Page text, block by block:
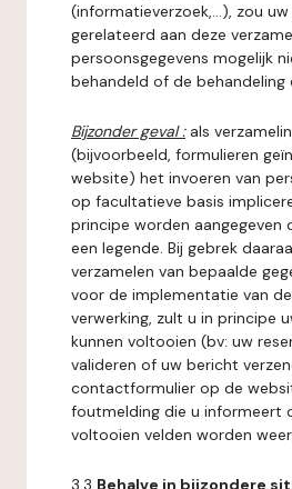
(informatieverzoek,...), zou
gerelateerd aan deze
persoonsgegevens mogelijk
behandeld of de behandeling
Bijzonder geval : als
(bijvoorbeeld, formulieren
website) het invoeren van
op facultatieve basis
principe worden aangegeven
een legende. Bij gebrek
verzamelen van bepaalde
voor de implementatie van
verwerking, zult u in principe
kunnen voltooien (bv: uw
valideren of uw bericht
contactformulier op de
foutmelding die u informeert
voltooien velden worden
3.3 Behalve in bijzondere